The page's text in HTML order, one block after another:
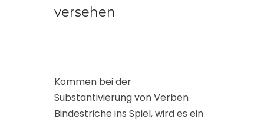
versehen
Kommen bei der
Substantivierung von Verben
Bindestriche ins Spiel, wird es ein